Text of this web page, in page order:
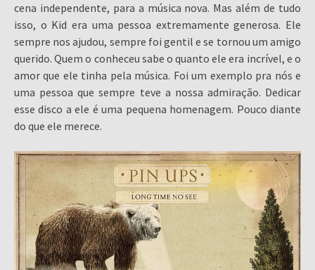
cena independente, para a música nova. Mas além de tudo
isso, o Kid era uma pessoa extremamente generosa. Ele
sempre nos ajudou, sempre foi gentil e se tornou um amigo
querido. Quem o conheceu sabe o quanto ele era incrível, e o
amor que ele tinha pela música. Foi um exemplo pra nós e
uma pessoa que sempre teve a nossa admiração. Dedicar
esse disco a ele é uma pequena homenagem. Pouco diante
do que ele merece.